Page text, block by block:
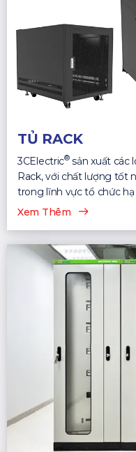
TỦ RACK
3CElectric®sản xuất các
Rack, với chất lượng tốt
trong lĩnh vực tổ chức hạ
Xem Thêm